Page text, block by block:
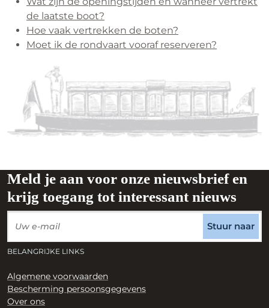
de laatste boot?
Hoe vaak vertrekken de boten?
Moet ik de rondvaart vooraf reserveren?
Meld je aan voor onze nieuwsbrief en
krijg toegang tot interessant nieuws
Stuur naar
BELANGRIJKE LINKS
Algemene voorwaarden
Bescherming persoonsgegevens
Over ons